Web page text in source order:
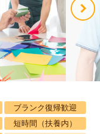
ブランク復帰歓迎
短時間（扶養内）